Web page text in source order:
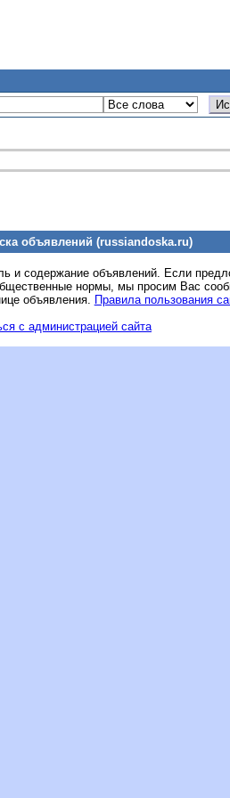
объявлений (russiandoska.ru)
и содержание объявлений. Если
нормы, мы просим Вас
объявления. Правила пользования
с администрацией сайта